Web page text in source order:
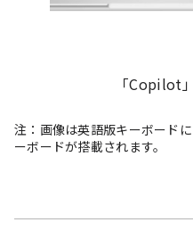
「Copilot
注：画像は英語版キーボード
ーボードが搭載されます。